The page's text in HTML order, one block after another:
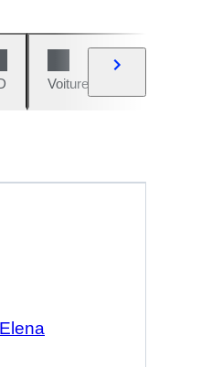
Voitures et motos